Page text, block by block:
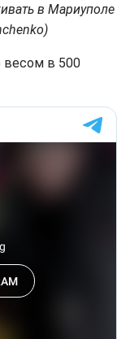
в Мариуполе
в 500